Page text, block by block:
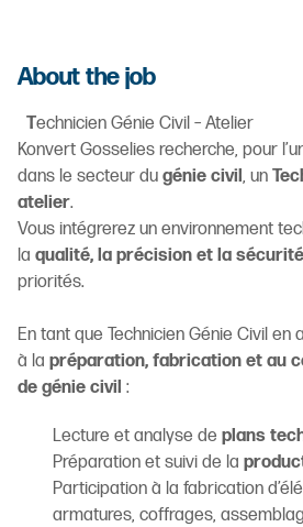
About the job
Technicien Génie Civil – Atelier
Konvert Gosselies recherche, pour
dans le secteur du génie civil, un
atelier.
Vous intégrerez un environnement
la qualité, la précision et la sécurité
priorités.
En tant que Technicien Génie Civil
à la préparation, fabrication et au
de génie civil :
Lecture et analyse de plans
Préparation et suivi de la
Participation à la fabrication
armatures, coffrages,